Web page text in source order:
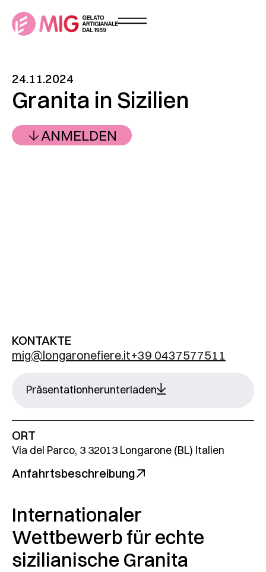
24.11.2024
Granita in Sizilien
ANMELDEN
KONTAKTE
mig@longaronefiere.it+39 0437577511
Präsentationherunterladen
ORT
Via del Parco, 3 32013 Longarone (BL) Italien
Anfahrtsbeschreibung
Internationaler
Wettbewerb für echte
sizilianische Granita